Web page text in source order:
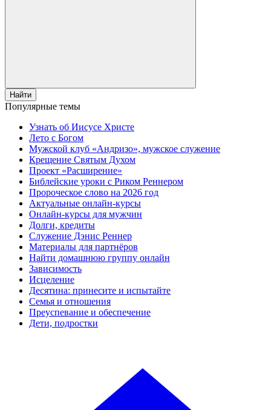
Найти
Популярные темы
Узнать об Иисусе Христе
Лето с Богом
Мужской клуб «Андризо», мужское служение
Крещение Святым Духом
Проект «Расширение»
Библейские уроки с Риком Реннером
Пророческое слово на 2026 год
Актуальные онлайн-курсы
Онлайн-курсы для мужчин
Долги, кредиты
Служение Дэнис Реннер
Материалы для партнёров
Найти домашнюю группу онлайн
Зависимость
Исцеление
Десятина: принесите и испытайте
Семья и отношения
Преуспевание и обеспечение
Дети, подростки